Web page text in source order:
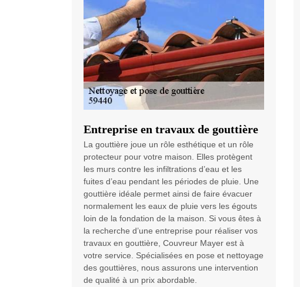
Entreprise en travaux de gouttière
La gouttière joue un rôle esthétique et un rôle
protecteur pour votre maison. Elles protègent
les murs contre les infiltrations d’eau et les
fuites d’eau pendant les périodes de pluie. Une
gouttière idéale permet ainsi de faire évacuer
normalement les eaux de pluie vers les égouts
loin de la fondation de la maison. Si vous êtes à
la recherche d’une entreprise pour réaliser vos
travaux en gouttière, Couvreur Mayer est à
votre service. Spécialisées en pose et nettoyage
des gouttières, nous assurons une intervention
de qualité à un prix abordable.